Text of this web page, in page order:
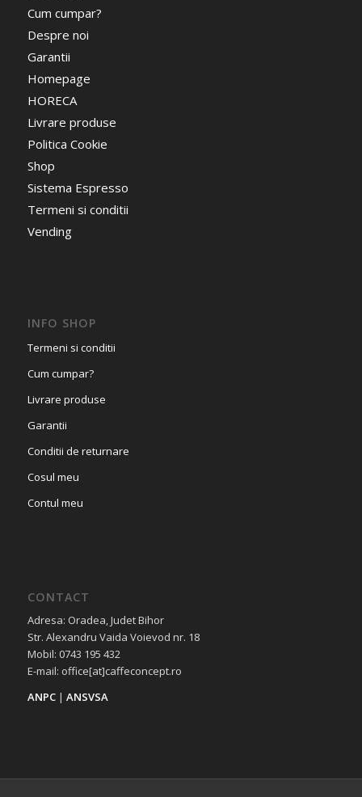
Cum cumpar?
Despre noi
Garantii
Homepage
HORECA
Livrare produse
Politica Cookie
Shop
Sistema Espresso
Termeni si conditii
Vending
INFO SHOP
Termeni si conditii
Cum cumpar?
Livrare produse
Garantii
Conditii de returnare
Cosul meu
Contul meu
CONTACT
Adresa: Oradea, Judet Bihor
Str. Alexandru Vaida Voievod nr. 18
Mobil: 0743 195 432
E-mail: office[at]caffeconcept.ro
ANPC| ANSVSA